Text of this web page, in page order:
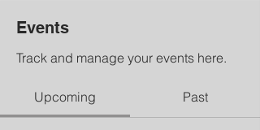
Events
Track and manage your events here.
Upcoming Past